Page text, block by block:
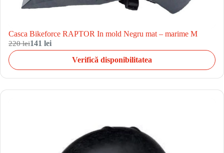
Casca Bikeforce RAPTOR In mold Negru mat – marime M
220 lei141 lei
Verifică disponibilitatea